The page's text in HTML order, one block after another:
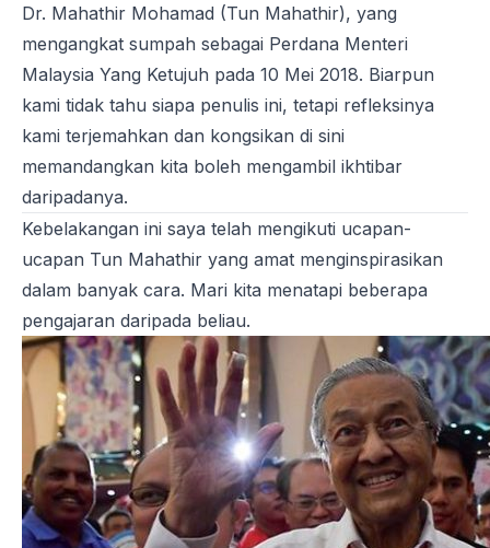
Dr. Mahathir Mohamad (Tun Mahathir), yang
mengangkat sumpah sebagai Perdana Menteri
Malaysia Yang Ketujuh pada 10 Mei 2018. Biarpun
kami tidak tahu siapa penulis ini, tetapi refleksinya
kami terjemahkan dan kongsikan di sini
memandangkan kita boleh mengambil ikhtibar
daripadanya.
Kebelakangan ini saya telah mengikuti ucapan-
ucapan Tun Mahathir yang amat menginspirasikan
dalam banyak cara. Mari kita menatapi beberapa
pengajaran daripada beliau.